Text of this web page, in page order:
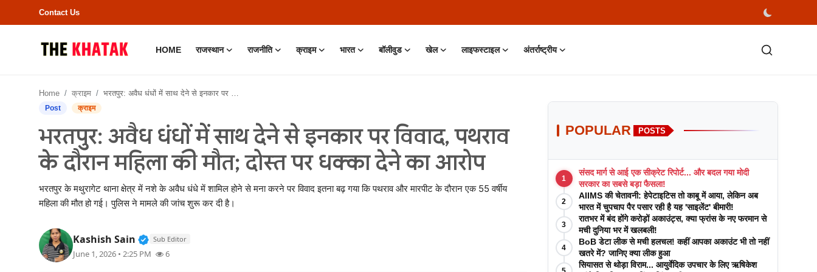
Contact Us
HOME राजस्थान राजनीति क्राइम भारत बॉलीवुड खेल लाइफस्टाइल अंतर्राष्ट्रीय
Contact Us
राजस्थान
राजनीति
बॉलीवुड
Home क्राइम भरतपुर: अवैध धंधों में साथ देने से इनकार पर विवाद, पथराव के दौरान महिला की मौत; दोस्त पर धक्का देने का आरोप
Post क्राइम
भरतपुर: अवैध धंधों में साथ देने से इनकार पर विवाद, पथराव
के दौरान महिला की मौत; दोस्त पर धक्का देने का आरोप
भरतपुर के मथुरागेट थाना क्षेत्र में नशे के अवैध धंधे में शामिल होने से मना करने पर विवाद इतना बढ़ गया कि पथराव और मारपीट के दौरान एक 55 वर्षीय
महिला की मौत हो गई। पुलिस ने मामले की जांच शुरू कर दी है।
Kashish Sain Verified Public Figure • 11 Jun, 2026
Sub Editor
June 1, 2026 • 2:25 PM 6
POPULAR POSTS
1
संसद मार्ग से आई एक सीक्रेट रिपोर्ट... और बदल गया मोदी
सरकार का सबसे बड़ा फैसला!
2
AIIMS की चेतावनी: हेपेटाइटिस तो काबू में आया, लेकिन अब
भारत में चुपचाप पैर पसार रही है यह 'साइलेंट' बीमारी!
3
रातभर में बंद होंगे करोड़ों अकाउंट्स, क्या फ्रांस के नए फरमान से
मची दुनिया भर में खलबली!
4
BoB डेटा लीक से मची हलचल! कहीं आपका अकाउंट भी तो नहीं
खतरे में? जानिए क्या लीक हुआ
सियासत से थोड़ा विराम... आयुर्वेदिक उपचार के लिए ऋषिकेश